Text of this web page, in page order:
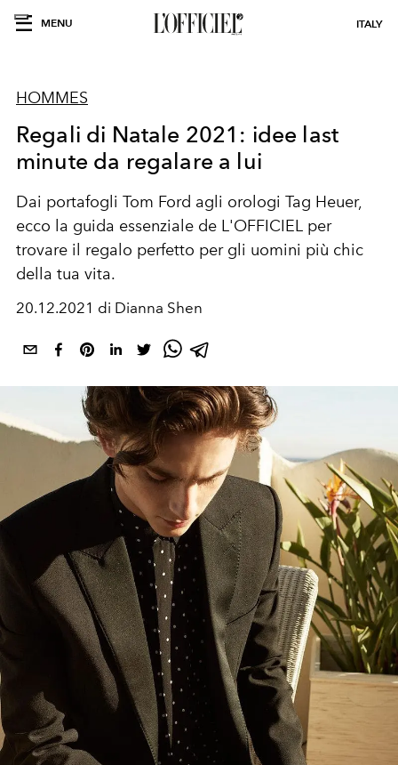
MENU ITALY
HOMMES
Regali di Natale 2021: idee last
minute da regalare a lui
Dai portafogli Tom Ford agli orologi Tag Heuer,
ecco la guida essenziale de L'OFFICIEL per
trovare il regalo perfetto per gli uomini più chic
della tua vita.
20.12.2021 di Dianna Shen